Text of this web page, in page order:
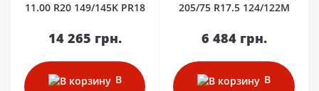
11.00 R20 149/145K PR18
14 265 грн.
В
205/75 R17.5 124/122M
6 484 грн.
В